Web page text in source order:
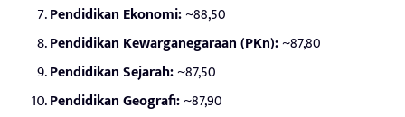
Pendidikan Ekonomi:~88,50
Pendidikan Kewarganegaraan (PKn):~87,80
Pendidikan Sejarah:~87,50
Pendidikan Geografi:~87,90